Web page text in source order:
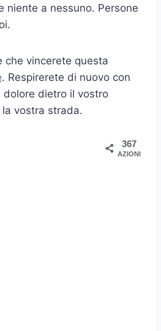
niente a nessuno. Persone
che vincerete questa
. Respirerete di nuovo con
dietro il vostro
vostra strada.
367
AZIONI